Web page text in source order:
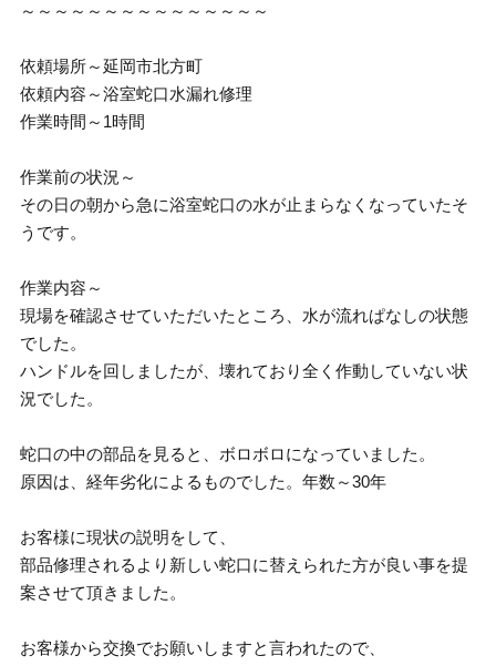
～～～～～～～～～～～～～～～
依頼場所～延岡市北方町
依頼内容～浴室蛇口水漏れ修理
作業時間～1時間
作業前の状況～
その日の朝から急に浴室蛇口の水が止まらなくなっていたそ
うです。
作業内容～
現場を確認させていただいたところ、水が流れぱなしの状態
でした。
ハンドルを回しましたが、壊れており全く作動していない状
況でした。
蛇口の中の部品を見ると、ボロボロになっていました。
原因は、経年劣化によるものでした。年数～30年
お客様に現状の説明をして、
部品修理されるより新しい蛇口に替えられた方が良い事を提
案させて頂きました。
お客様から交換でお願いしますと言われたので、